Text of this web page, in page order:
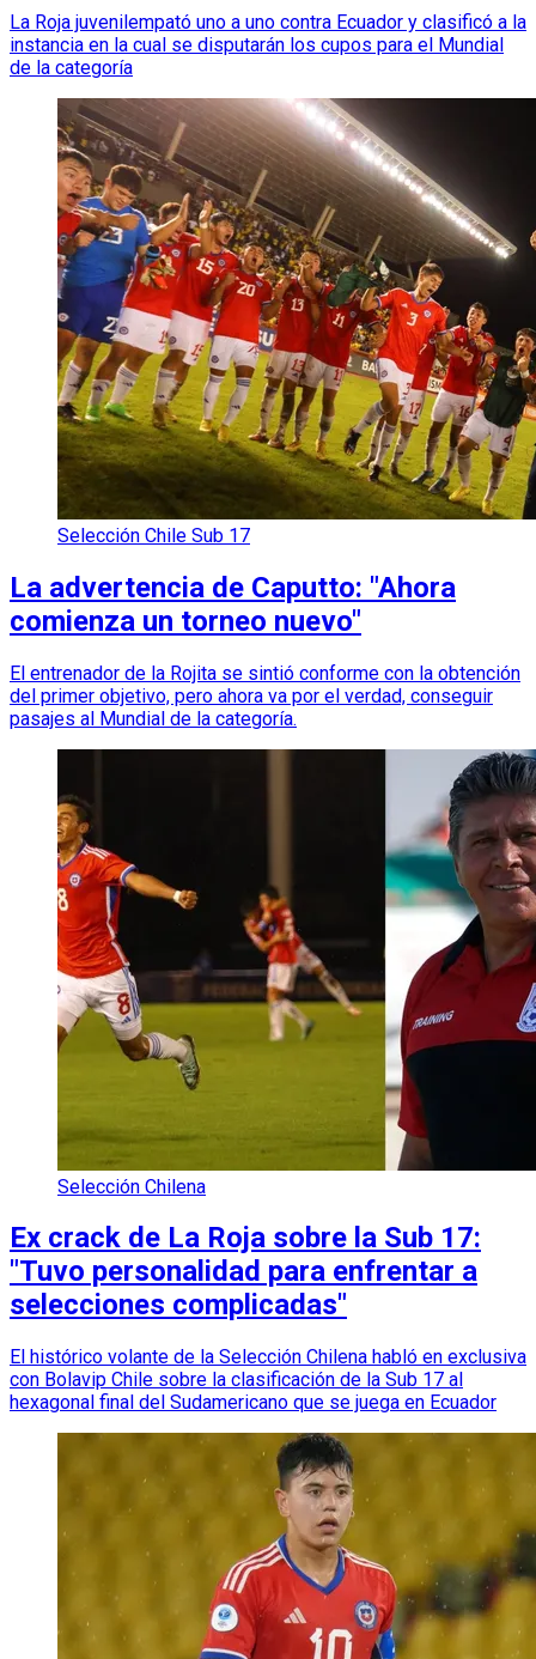
La Roja juvenilempató uno a uno contra Ecuador y clasificó a la
instancia en la cual se disputarán los cupos para el Mundial
de la categoría
Selección Chile Sub 17
La advertencia de Caputto: "Ahora
comienza un torneo nuevo"
El entrenador de la Rojita se sintió conforme con la obtención
del primer objetivo, pero ahora va por el verdad, conseguir
pasajes al Mundial de la categoría.
Selección Chilena
Ex crack de La Roja sobre la Sub 17:
"Tuvo personalidad para enfrentar a
selecciones complicadas"
El histórico volante de la Selección Chilena habló en exclusiva
con Bolavip Chile sobre la clasificación de la Sub 17 al
hexagonal final del Sudamericano que se juega en Ecuador